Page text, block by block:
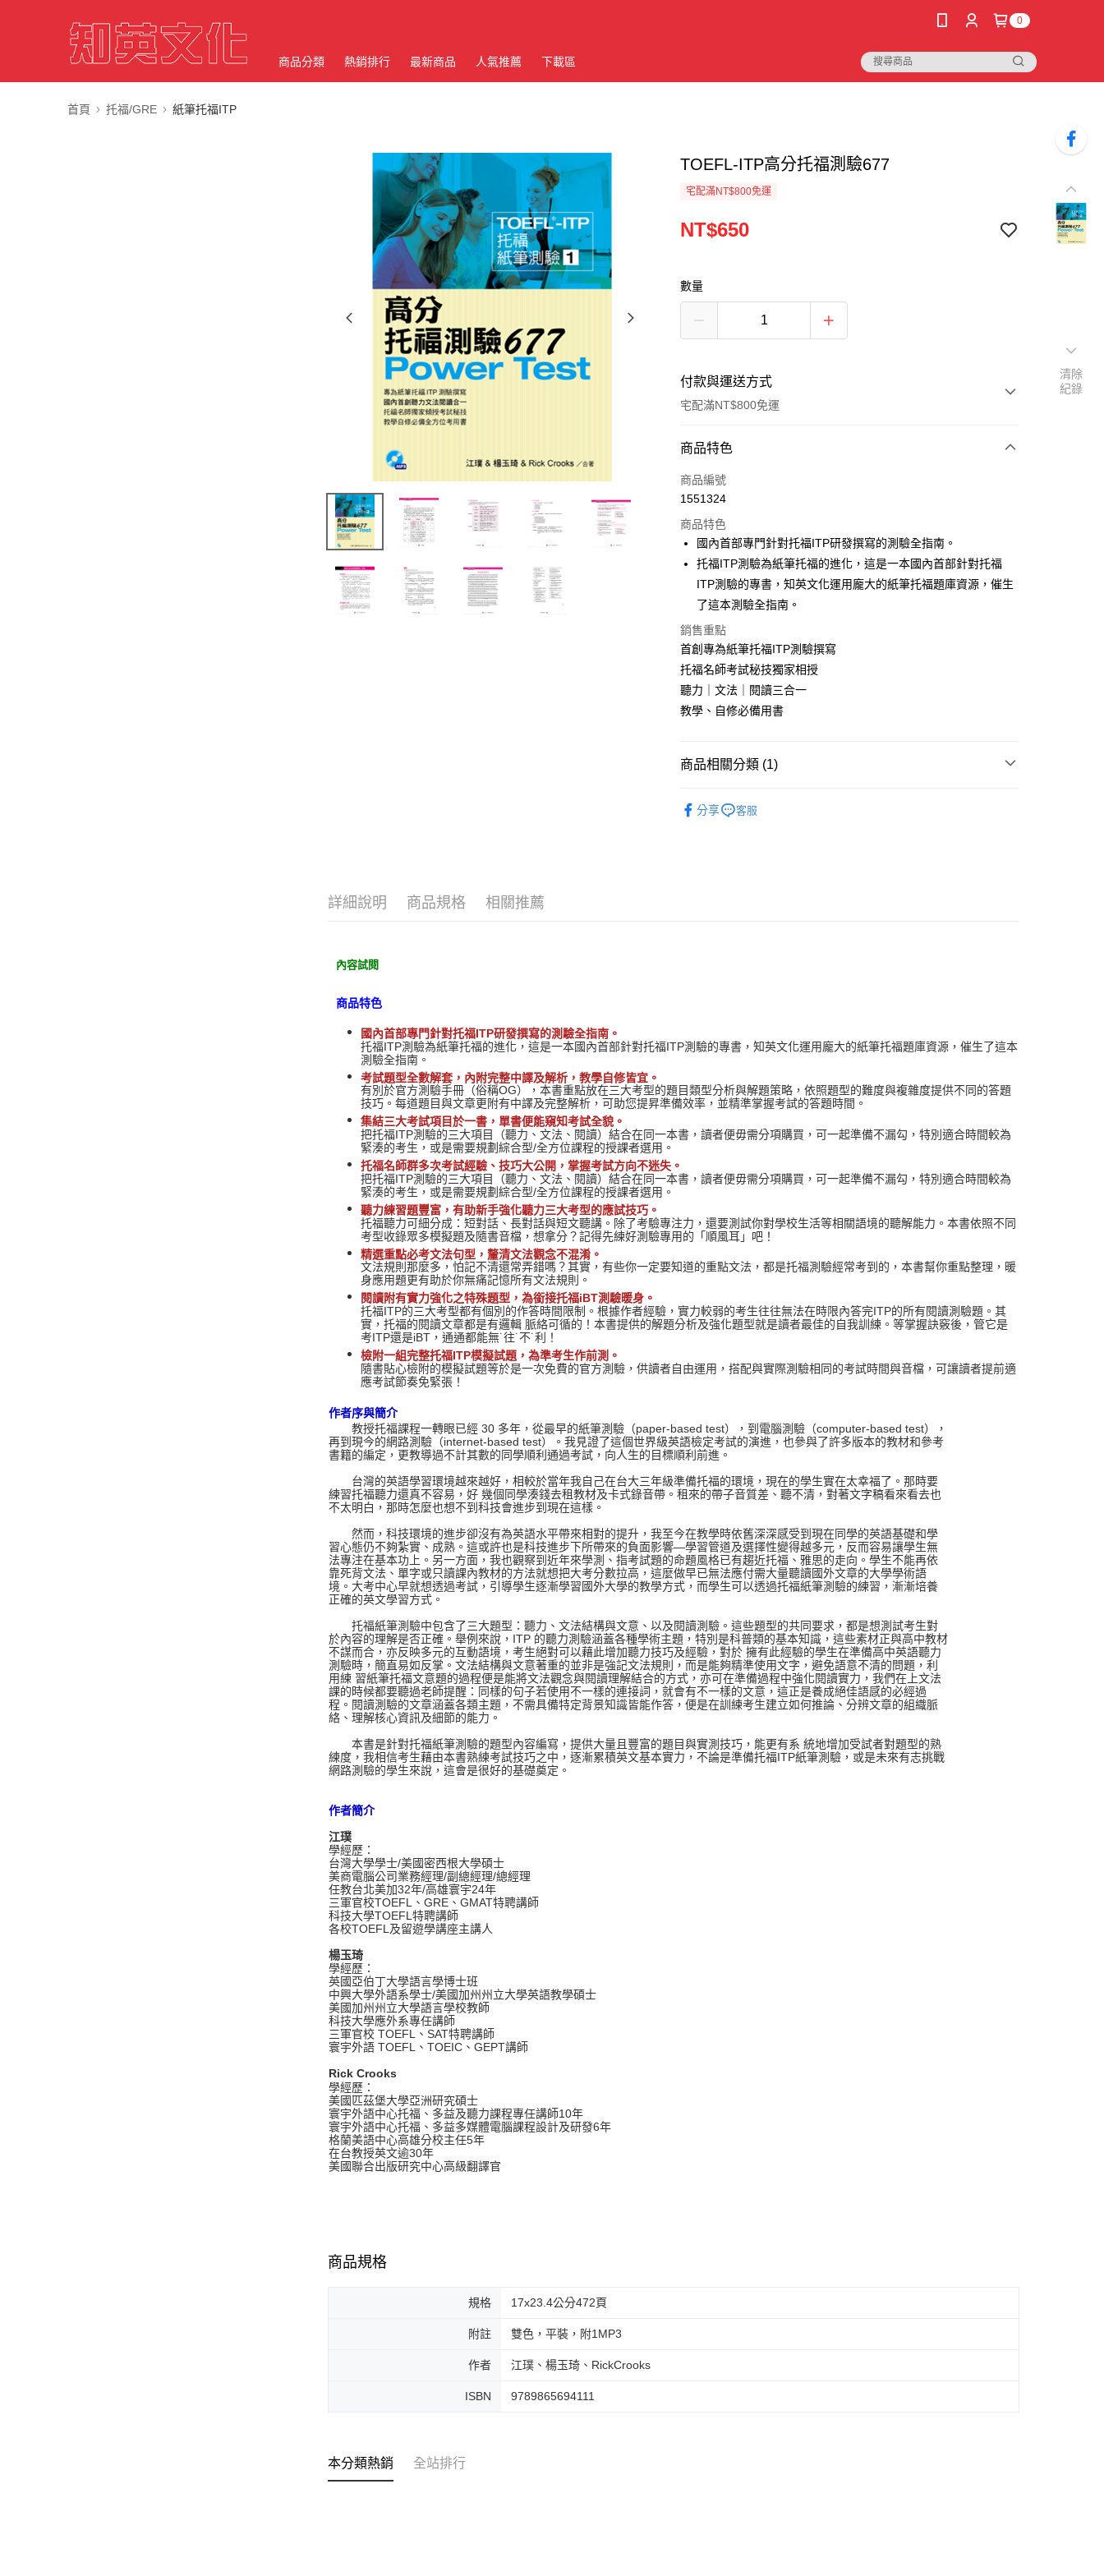
0
商品分類 熱銷排行 最新商品 人氣推薦 下載區
首頁 托福/GRE 紙筆托福ITP
TOEFL-ITP高分托福測驗677
宅配滿NT$800免運
NT$650
數量
付款與運送方式
宅配滿NT$800免運
付款方式
信用卡一次付款
Apple Pay
街口支付
悠遊付
ATM付款
運送方式
宅配
商品特色
商品編號
1551324
商品特色
國內首部專門針對托福ITP研發撰寫的測驗全指南。
托福ITP測驗為紙筆托福的進化，這是一本國內首部針對托福
ITP測驗的專書，知英文化運用龐大的紙筆托福題庫資源，催生
了這本測驗全指南。
銷售重點
首創專為紙筆托福ITP測驗撰寫
托福名師考試秘技獨家相授
聽力｜文法｜閱讀三合一
教學、自修必備用書
商品相關分類 (1)
分享
客服
詳細說明 商品規格 相關推薦
內容試閱
商品特色
國內首部專門針對托福ITP研發撰寫的測驗全指南。
托福ITP測驗為紙筆托福的進化，這是一本國內首部針對托福ITP測驗的專書，知英文化運用龐大的紙筆托福題庫資源，催生了這本
測驗全指南。
考試題型全數解套，內附完整中譯及解析，教學自修皆宜。
有別於官方測驗手冊（俗稱OG），本書重點放在三大考型的題目類型分析與解題策略，依照題型的難度與複雜度提供不同的答題
技巧。每道題目與文章更附有中譯及完整解析，可助您提昇準備效率，並精準掌握考試的答題時間。
集結三大考試項目於一書，單書便能窺知考試全貌。
把托福ITP測驗的三大項目（聽力、文法、閱讀）結合在同一本書，讀者便毋需分項購買，可一起準備不漏勾，特別適合時間較為
緊湊的考生，或是需要規劃綜合型/全方位課程的授課者選用。
托福名師群多次考試經驗、技巧大公開，掌握考試方向不迷失。
把托福ITP測驗的三大項目（聽力、文法、閱讀）結合在同一本書，讀者便毋需分項購買，可一起準備不漏勾，特別適合時間較為
緊湊的考生，或是需要規劃綜合型/全方位課程的授課者選用。
聽力練習題豐富，有助新手強化聽力三大考型的應試技巧。
托福聽力可細分成：短對話、長對話與短文聽講。除了考驗專注力，還要測試你對學校生活等相關語境的聽解能力。本書依照不同
考型收錄眾多模擬題及隨書音檔，想拿分？記得先練好測驗專用的「順風耳」吧！
精選重點必考文法句型，釐清文法觀念不混淆。
文法規則那麼多，怕記不清還常弄錯嗎？其實，有些你一定要知道的重點文法，都是托福測驗經常考到的，本書幫你重點整理，暖
身應用題更有助於你無痛記憶所有文法規則。
閱讀附有實力強化之特殊題型，為銜接托福iBT測驗暖身。
托福ITP的三大考型都有個別的作答時間限制。根據作者經驗，實力較弱的考生往往無法在時限內答完ITP的所有閱讀測驗題。其
實，托福的閱讀文章都是有邏輯 脈絡可循的！本書提供的解題分析及強化題型就是讀者最佳的自我訓練。等掌握訣竅後，管它是
考ITP還是iBT，通通都能無˙往˙不˙利！
檢附一組完整托福ITP模擬試題，為準考生作前測。
隨書貼心檢附的模擬試題等於是一次免費的官方測驗，供讀者自由運用，搭配與實際測驗相同的考試時間與音檔，可讓讀者提前適
應考試節奏免緊張！
作者序與簡介
教授托福課程一轉眼已經 30 多年，從最早的紙筆測驗（paper-based test），到電腦測驗（computer-based test），
再到現今的網路測驗（internet-based test）。我見證了這個世界級英語檢定考試的演進，也參與了許多版本的教材和參考
書籍的編定，更教導過不計其數的同學順利通過考試，向人生的目標順利前進。
台灣的英語學習環境越來越好，相較於當年我自己在台大三年級準備托福的環境，現在的學生實在太幸福了。那時要
練習托福聽力還真不容易，好 幾個同學湊錢去租教材及卡式錄音帶。租來的帶子音質差、聽不清，對著文字稿看來看去也
不太明白，那時怎麼也想不到科技會進步到現在這樣。
然而，科技環境的進步卻沒有為英語水平帶來相對的提升，我至今在教學時依舊深深感受到現在同學的英語基礎和學
習心態仍不夠紮實、成熟。這或許也是科技進步下所帶來的負面影響—學習管道及選擇性變得越多元，反而容易讓學生無
法專注在基本功上。另一方面，我也觀察到近年來學測、指考試題的命題風格已有趨近托福、雅思的走向。學生不能再依
靠死背文法、單字或只讀課內教材的方法就想把大考分數拉高，這麼做早已無法應付需大量聽讀國外文章的大學學術語
境。大考中心早就想透過考試，引導學生逐漸學習國外大學的教學方式，而學生可以透過托福紙筆測驗的練習，漸漸培養
正確的英文學習方式。
托福紙筆測驗中包含了三大題型：聽力、文法結構與文意、以及閱讀測驗。這些題型的共同要求，都是想測試考生對
於內容的理解是否正確。舉例來說，ITP 的聽力測驗涵蓋各種學術主題，特別是科普類的基本知識，這些素材正與高中教材
不謀而合，亦反映多元的互動語境，考生絕對可以藉此增加聽力技巧及經驗，對於 擁有此經驗的學生在準備高中英語聽力
測驗時，簡直易如反掌。文法結構與文意著重的並非是強記文法規則，而是能夠精準使用文字，避免語意不清的問題，利
用練 習紙筆托福文意題的過程便是能將文法觀念與閱讀理解結合的方式，亦可在準備過程中強化閱讀實力，我們在上文法
課的時候都要聽過老師提醒：同樣的句子若使用不一樣的連接詞，就會有不一樣的文意，這正是養成絕佳語感的必經過
程。閱讀測驗的文章涵蓋各類主題，不需具備特定背景知識皆能作答，便是在訓練考生建立如何推論、分辨文章的組織脈
絡、理解核心資訊及細節的能力。
本書是針對托福紙筆測驗的題型內容編寫，提供大量且豐富的題目與實測技巧，能更有系 統地增加受試者對題型的熟
練度，我相信考生藉由本書熟練考試技巧之中，逐漸累積英文基本實力，不論是準備托福ITP紙筆測驗，或是未來有志挑戰
網路測驗的學生來說，這會是很好的基礎奠定。
作者簡介
江璞
學經歷：
台灣大學學士/美國密西根大學碩士
美商電腦公司業務經理/副總經理/總經理
任教台北美加32年/高雄寰宇24年
三軍官校TOEFL、GRE、GMAT特聘講師
科技大學TOEFL特聘講師
各校TOEFL及留遊學講座主講人
楊玉琦
學經歷：
英國亞伯丁大學語言學博士班
中興大學外語系學士/美國加州州立大學英語教學碩士
美國加州州立大學語言學校教師
科技大學應外系專任講師
三軍官校 TOEFL、SAT特聘講師
寰宇外語 TOEFL、TOEIC、GEPT講師
Rick Crooks
學經歷：
美國匹茲堡大學亞洲研究碩士
寰宇外語中心托福、多益及聽力課程專任講師10年
寰宇外語中心托福、多益多媒體電腦課程設計及研發6年
格蘭美語中心高雄分校主任5年
在台教授英文逾30年
美國聯合出版研究中心高級翻譯官
商品規格
規格 17x23.4公分472頁
附註 雙色，平裝，附1MP3
作者 江璞、楊玉琦、RickCrooks
ISBN 9789865694111
本分類熱銷 全站排行
清除
紀錄